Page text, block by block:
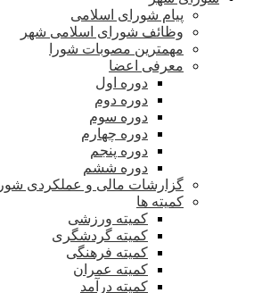
پیام شورای اسلامی
وظائف شورای اسلامی شهر
مهمترین مصوبات شورا
معرفی اعضا
دوره اول
دوره دوم
دوره سوم
دوره چهارم
دوره پنجم
دوره ششم
گزارشات مالی و عملکردی شورا
کمیته ها
کمیته ورزشی
کمیته گردشگری
کمیته فرهنگی
کمیته عمران
کمیته درآمد